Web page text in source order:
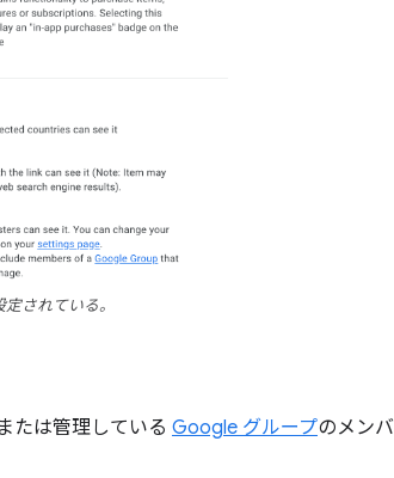
されている。
たは管理している Google グループのメンバ